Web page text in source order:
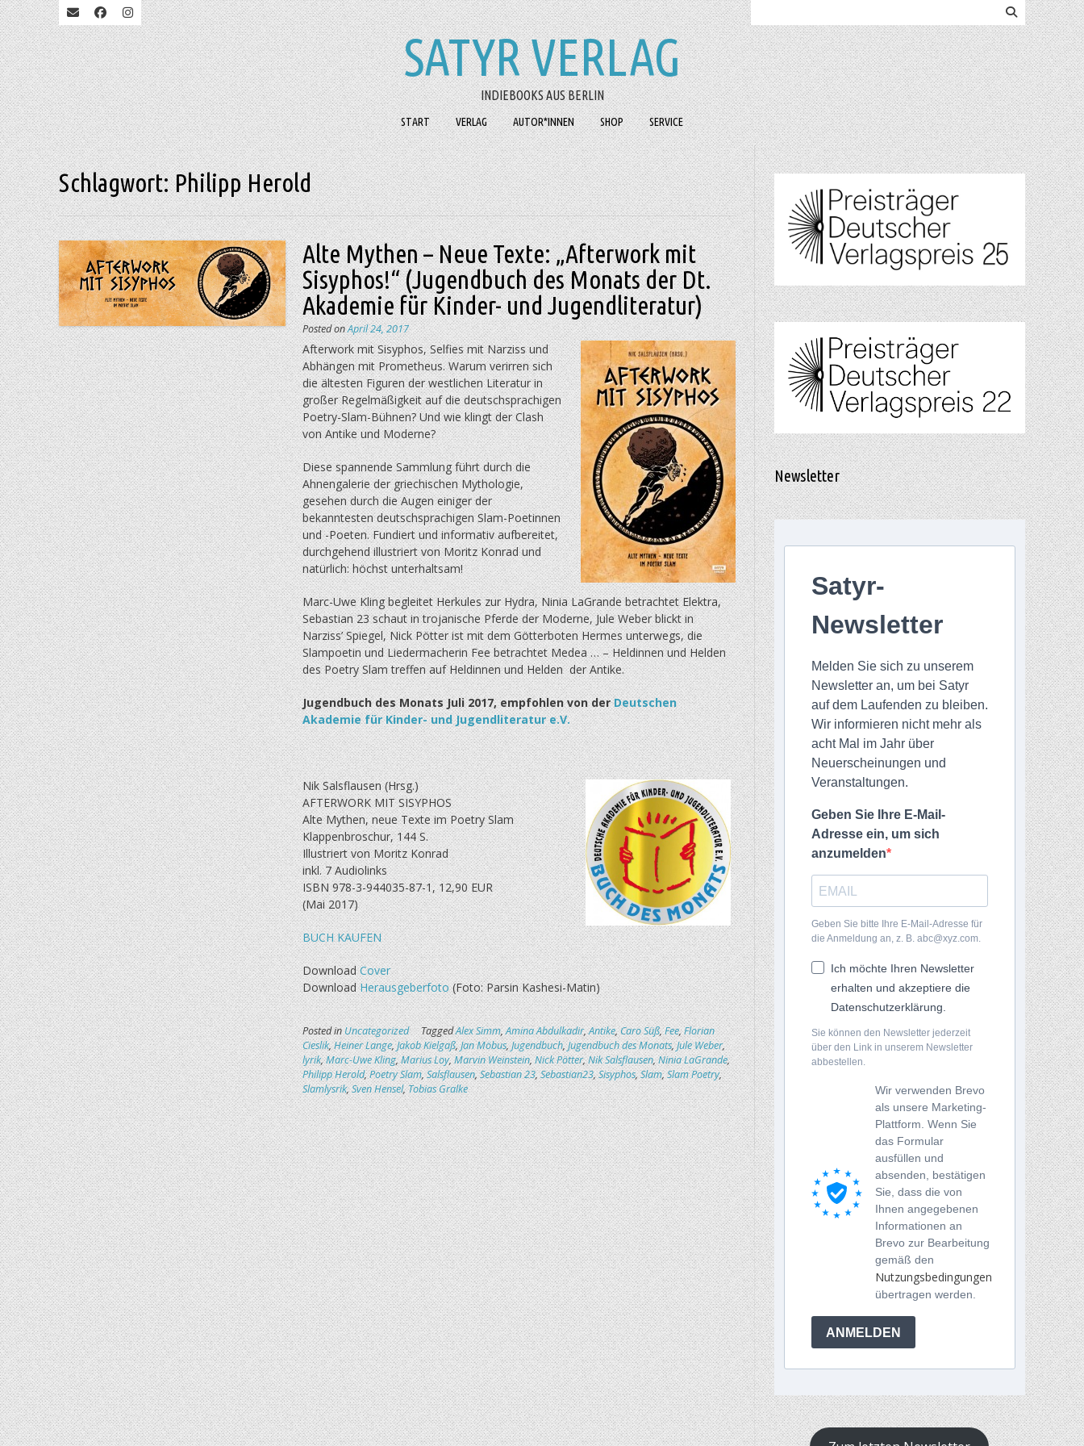
SATYR VERLAG
INDIEBOOKS AUS BERLIN
START VERLAG AUTOR*INNEN SHOP SERVICE
Schlagwort:Philipp Herold
Alte Mythen – Neue Texte: „Afterwork mit
Sisyphos!“ (Jugendbuch des Monats der Dt.
Akademie für Kinder- und Jugendliteratur)
Posted onApril 24, 2017
Afterwork mit Sisyphos, Selfies mit Narziss und
Abhängen mit Prometheus. Warum verirren sich
die ältesten Figuren der westlichen Literatur in
großer Regelmäßigkeit auf die deutschsprachigen
Poetry-Slam-Bühnen? Und wie klingt der Clash
von Antike und Moderne?
Diese spannende Sammlung führt durch die
Ahnengalerie der griechischen Mythologie,
gesehen durch die Augen einiger der
bekanntesten deutschsprachigen Slam-Poetinnen
und -Poeten. Fundiert und informativ aufbereitet,
durchgehend illustriert von Moritz Konrad und
natürlich: höchst unterhaltsam!
Marc-Uwe Kling begleitet Herkules zur Hydra, Ninia LaGrande betrachtet Elektra,
Sebastian 23 schaut in trojanische Pferde der Moderne, Jule Weber blickt in
Narziss’ Spiegel, Nick Pötter ist mit dem Götterboten Hermes unterwegs, die
Slampoetin und Liedermacherin Fee betrachtet Medea … – Heldinnen und Helden
des Poetry Slam treffen auf Heldinnen und Helden der Antike.
Jugendbuch des Monats Juli 2017, empfohlen von derDeutschen
Akademie für Kinder- und Jugendliteratur e.V.
Nik Salsflausen (Hrsg.)
AFTERWORK MIT SISYPHOS
Alte Mythen, neue Texte im Poetry Slam
Klappenbroschur, 144 S.
Illustriert von Moritz Konrad
inkl. 7 Audiolinks
ISBN 978-3-944035-87-1, 12,90 EUR
(Mai 2017)
BUCH KAUFEN
DownloadCover
DownloadHerausgeberfoto(Foto: Parsin Kashesi-Matin)
Posted inUncategorized TaggedAlex Simm,Amina Abdulkadir,Antike,Caro Süß,Fee,Florian
Cieslik,Heiner Lange,Jakob Kielgaß,Jan Möbus,Jugendbuch,Jugendbuch des Monats,Jule Weber,
lyrik,Marc-Uwe Kling,Marius Loy,Marvin Weinstein,Nick Pötter,Nik Salsflausen,Ninia LaGrande,
Philipp Herold,Poetry Slam,Salsflausen,Sebastian 23,Sebastian23,Sisyphos,Slam,Slam Poetry,
Slamlysrik,Sven Hensel,Tobias Gralke
Newsletter
Satyr-
Newsletter
Melden Sie sich zu unserem
Newsletter an, um bei Satyr
auf dem Laufenden zu bleiben.
Wir informieren nicht mehr als
acht Mal im Jahr über
Neuerscheinungen und
Veranstaltungen.
Geben Sie Ihre E-Mail-
Adresse ein, um sich
anzumelden
Geben Sie bitte Ihre E-Mail-Adresse für
die Anmeldung an, z. B. abc@xyz.com.
Ich möchte Ihren Newsletter
erhalten und akzeptiere die
Datenschutzerklärung.
Sie können den Newsletter jederzeit
über den Link in unserem Newsletter
abbestellen.
Wir verwenden Brevo
als unsere Marketing-
Plattform. Wenn Sie
das Formular
ausfüllen und
absenden, bestätigen
Sie, dass die von
Ihnen angegebenen
Informationen an
Brevo zur Bearbeitung
gemäß den
Nutzungsbedingungen
übertragen werden.
ANMELDEN